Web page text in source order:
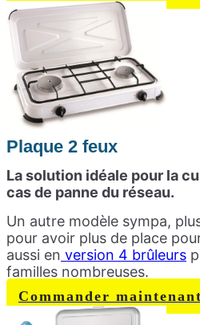
Plaque 2 feux
La solution idéale pour la
cas de panne du réseau.
Un autre modèle sympa,
pour avoir plus de place
aussi en version 4 brûleurs
familles nombreuses.
Commander maintenant